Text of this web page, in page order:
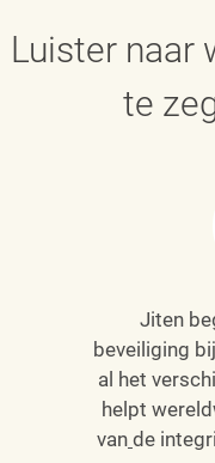
Luister naar
te
Jiten
beveiliging
al het
helpt
van de